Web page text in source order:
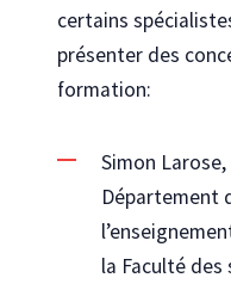
certains
présenter des
formation:
Simon
Département
la Faculté des